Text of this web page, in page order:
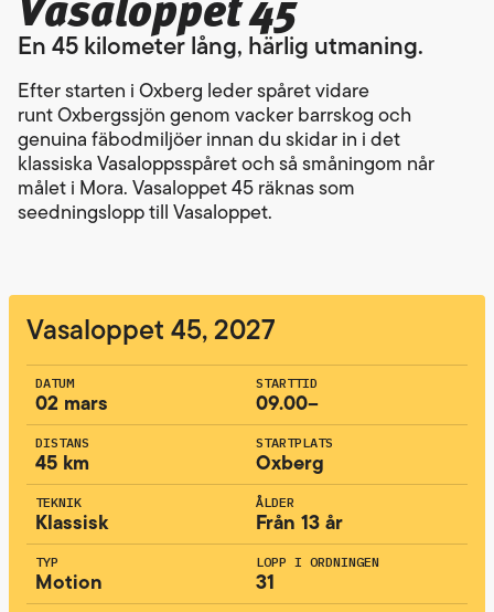
En 45 kilometer lång, härlig utmaning.
Efter starten i Oxberg leder spåret vidare
runt Oxbergssjön genom vacker barrskog och
genuina fäbodmiljöer innan du skidar in i det
klassiska Vasaloppsspåret och så småningom når
målet i Mora. Vasaloppet 45 räknas som
seedningslopp till Vasaloppet.
Vasaloppet 45, 2027
DATUM
02 mars
STARTTID
09.00–
DISTANS
45 km
STARTPLATS
Oxberg
TEKNIK
Klassisk
ÅLDER
Från 13 år
TYP
Motion
LOPP I ORDNINGEN
31